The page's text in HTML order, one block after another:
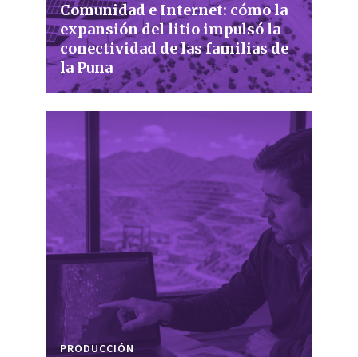
Comunidad e Internet: cómo la
expansión del litio impulsó la
conectividad de las familias de
la Puna
PRODUCCIÓN